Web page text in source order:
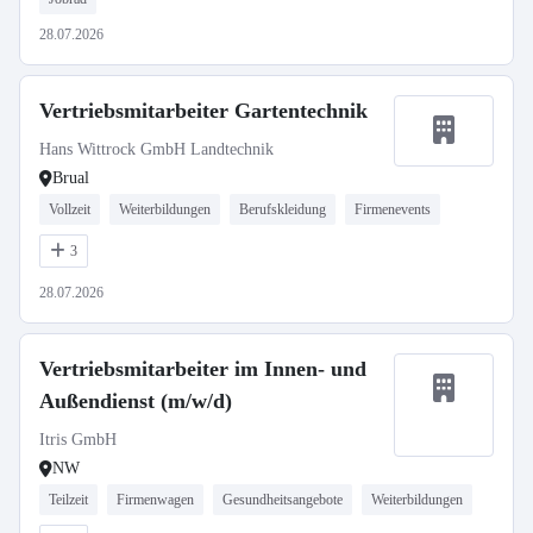
28.07.2026
Vertriebsmitarbeiter Gartentechnik
Hans Wittrock GmbH Landtechnik
Brual
Vollzeit Weiterbildungen Berufskleidung Firmenevents
3
28.07.2026
Vertriebsmitarbeiter im Innen- und
Außendienst (m/w/d)
Itris GmbH
NW
Teilzeit Firmenwagen Gesundheitsangebote Weiterbildungen